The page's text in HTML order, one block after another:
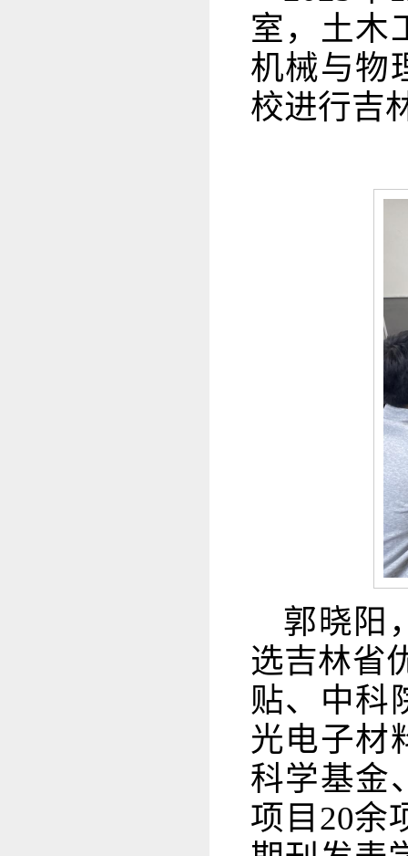
室，土木
机械与物
校进行吉
郭晓阳
选吉林省
贴、中科
光电子材
科学基金
项目20余